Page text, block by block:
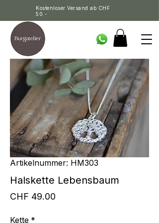
Kostenloser Versand ab CHF
50.-
Artikelnummer: HM303
Halskette Lebensbaum
CHF 49.00
Kette *